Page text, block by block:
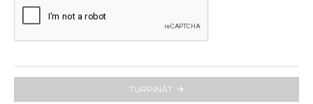
TURPINĀT